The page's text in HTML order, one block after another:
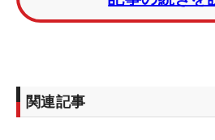
スイングになっている。そこか
「寄り道がない。シャフトが
関連記事